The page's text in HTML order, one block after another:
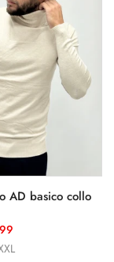
AD basico collo